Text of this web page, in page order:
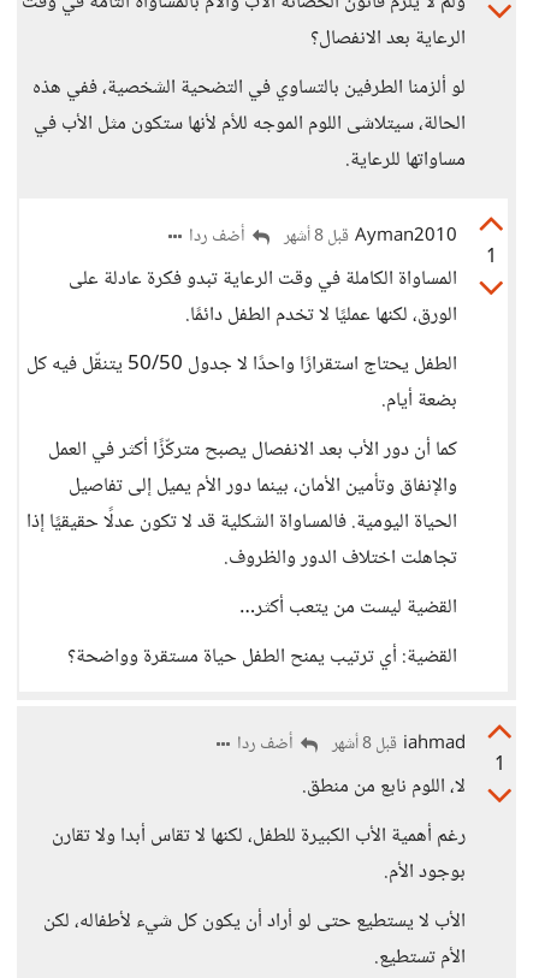
الرعاية بعد الانفصال؟
لو ألزمنا الطرفين بالتساوي في التضحية الشخصية، ففي هذه
الحالة، سيتلاشى اللوم الموجه للأم لأنها ستكون مثل الأب في
مساواتها للرعاية.
1
Ayman2010 قبل 8 أشهر أضف ردا
المساواة الكاملة في وقت الرعاية تبدو فكرة عادلة على
الورق، لكنها عمليًا لا تخدم الطفل دائمًا.
الطفل يحتاج استقرارًا واحدًا لا جدول 50/50 يتنقّل فيه كل
بضعة أيام.
كما أن دور الأب بعد الانفصال يصبح متركّزًا أكثر في العمل
والإنفاق وتأمين الأمان، بينما دور الأم يميل إلى تفاصيل
الحياة اليومية. فالمساواة الشكلية قد لا تكون عدلًا حقيقيًا إذا
تجاهلت اختلاف الدور والظروف.
القضية ليست من يتعب أكثر…
القضية: أي ترتيب يمنح الطفل حياة مستقرة وواضحة؟
1
iahmad قبل 8 أشهر أضف ردا
لا، اللوم نابع من منطق.
رغم أهمية الأب الكبيرة للطفل، لكنها لا تقاس أبدا ولا تقارن
بوجود الأم.
الأب لا يستطيع حتى لو أراد أن يكون كل شيء لأطفاله، لكن
الأم تستطيع.